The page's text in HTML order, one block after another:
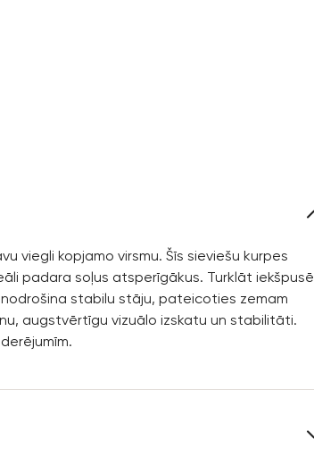
viegli kopjamo virsmu. Šīs sieviešu kurpes
padara soļus atsperīgākus. Turklāt iekšpusē
stabilu stāju, pateicoties zemam
augstvērtīgu vizuālo izskatu un stabilitāti.